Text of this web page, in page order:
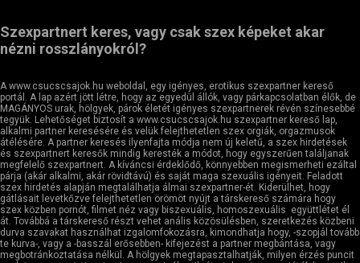
Szexpartnert keres, vagy csak szex képeket akar
nézni rosszlányokról?
A www.csucscsajok.hu weboldal, egy igényes, erotikus szexpartner kereső
portál. A lap azért jött létre, hogy az egyedül állók, vagy párkapcsolatban élők, de
MAGÁNYOS urak, hölgyek, párok életét igényes szexpartnerek révén színesebbé
tegyük. Lehetőséget biztosít a www.csucscsajok.hu szexpartner kereső lap,
alkalmi partner keresésére és velük felejthetetlen szex orgiák, orgazmusok
átélésére. A partner keresés ilyenfajta módja nem új keletű, a szex hirdetések
és szexpartnert keresők mindig keresték a módot, hogy egyszerűen találjanak
megfelelő szexpartnert. A kíváncsi érdeklődő, könnyebben megismerheti ezáltal
párja (akár alkalmi, akár rövidtávú) és saját maga szexuális igényeit. Feladott
szex hirdetés alapján megtalálhatja álmai szexpartner-ét. Kiderülhet, hogy
gátlásait levetkőzve felejthetetlen örömöt nyújt a társkereső számára hogy
szex közben pornót, filmet néz vagy biszexuális, homoszexuális együttlétet él
át. Továbbá a társkereső részt vehet anális közösülésben, szeretkezés közbeni
durva szavakat használhat izgalomfokozásra, kimondhatja hogy, -szopjál tovább
te kurva-, vagy a -basszál erősebben- kifejezést a partner megbántása, vagy
megbotránkoztatása nélkül. A hölgyek megtapasztalhatják, milyen érzés puncit